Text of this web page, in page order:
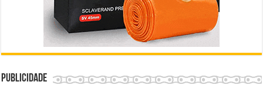
Publicidade